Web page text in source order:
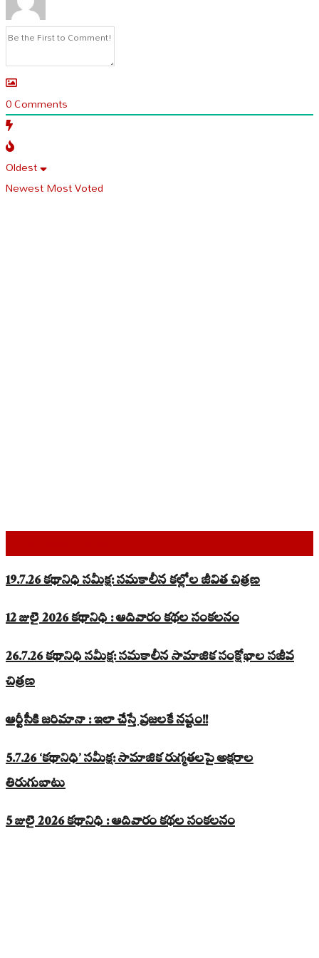
0Comments
Oldest
NewestMost Voted
19.7.26 కథానిధి సమీక్ష: సమకాలీన కల్లోల జీవిత చిత్రణ
12 జులై 2026 కథానిధి : ఆదివారం కథల సంకలనం
26.7.26 కథానిధి సమీక్ష: సమకాలీన సామాజిక సంక్షోభాల సజీవ
చిత్రణ
ఆర్టీసీకి జరిమానా : ఇలా చేస్తే ప్రజలకే నష్టం!!
5.7.26 ‘కథానిధి’ సమీక్ష: సామాజిక రుగ్మతలపై అక్షరాల
తిరుగుబాటు
5 జులై 2026 కథానిధి : ఆదివారం కథల సంకలనం